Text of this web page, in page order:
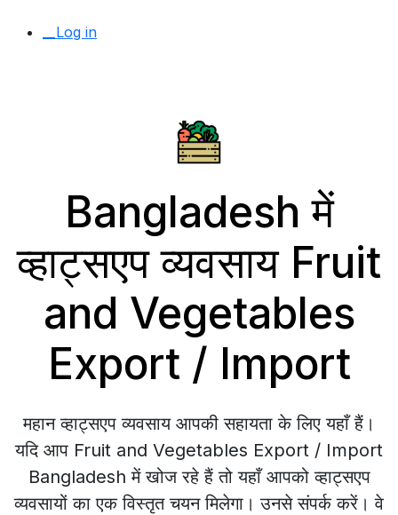
__Log in
Bangladesh में
व्हाट्सएप व्यवसाय Fruit
and Vegetables
Export / Import
महान व्हाट्सएप व्यवसाय आपकी सहायता के लिए यहाँ हैं।
यदि आप Fruit and Vegetables Export / Import
Bangladesh में खोज रहे हैं तो यहाँ आपको व्हाट्सएप
व्यवसायों का एक विस्तृत चयन मिलेगा। उनसे संपर्क करें। वे